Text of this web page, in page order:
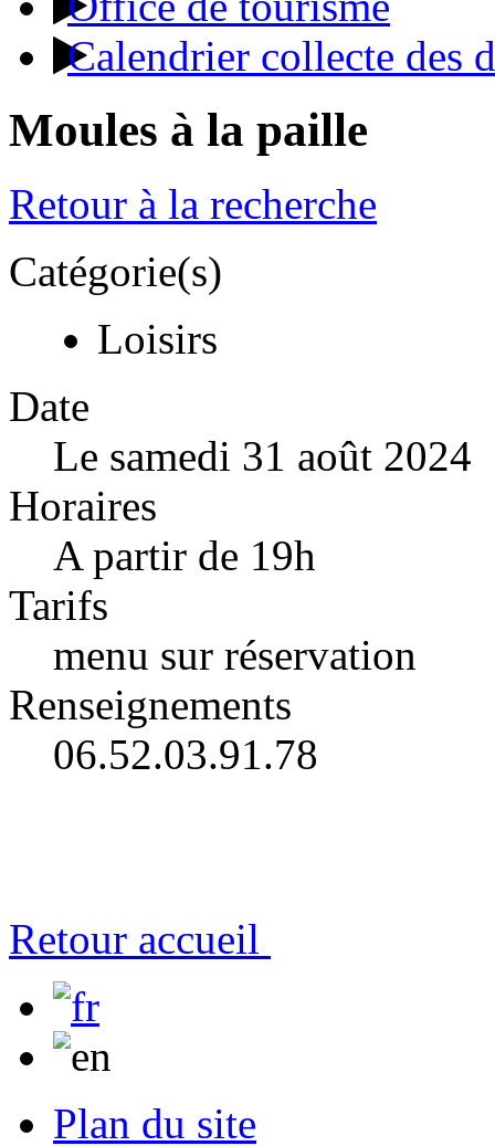
Calendrier collecte des
Moules à la paille
Retour à la recherche
Catégorie(s)
Loisirs
Date
Le samedi 31 août 2024
Horaires
A partir de 19h
Tarifs
menu sur réservation
Renseignements
06.52.03.91.78
Retour accueil
Plan du site